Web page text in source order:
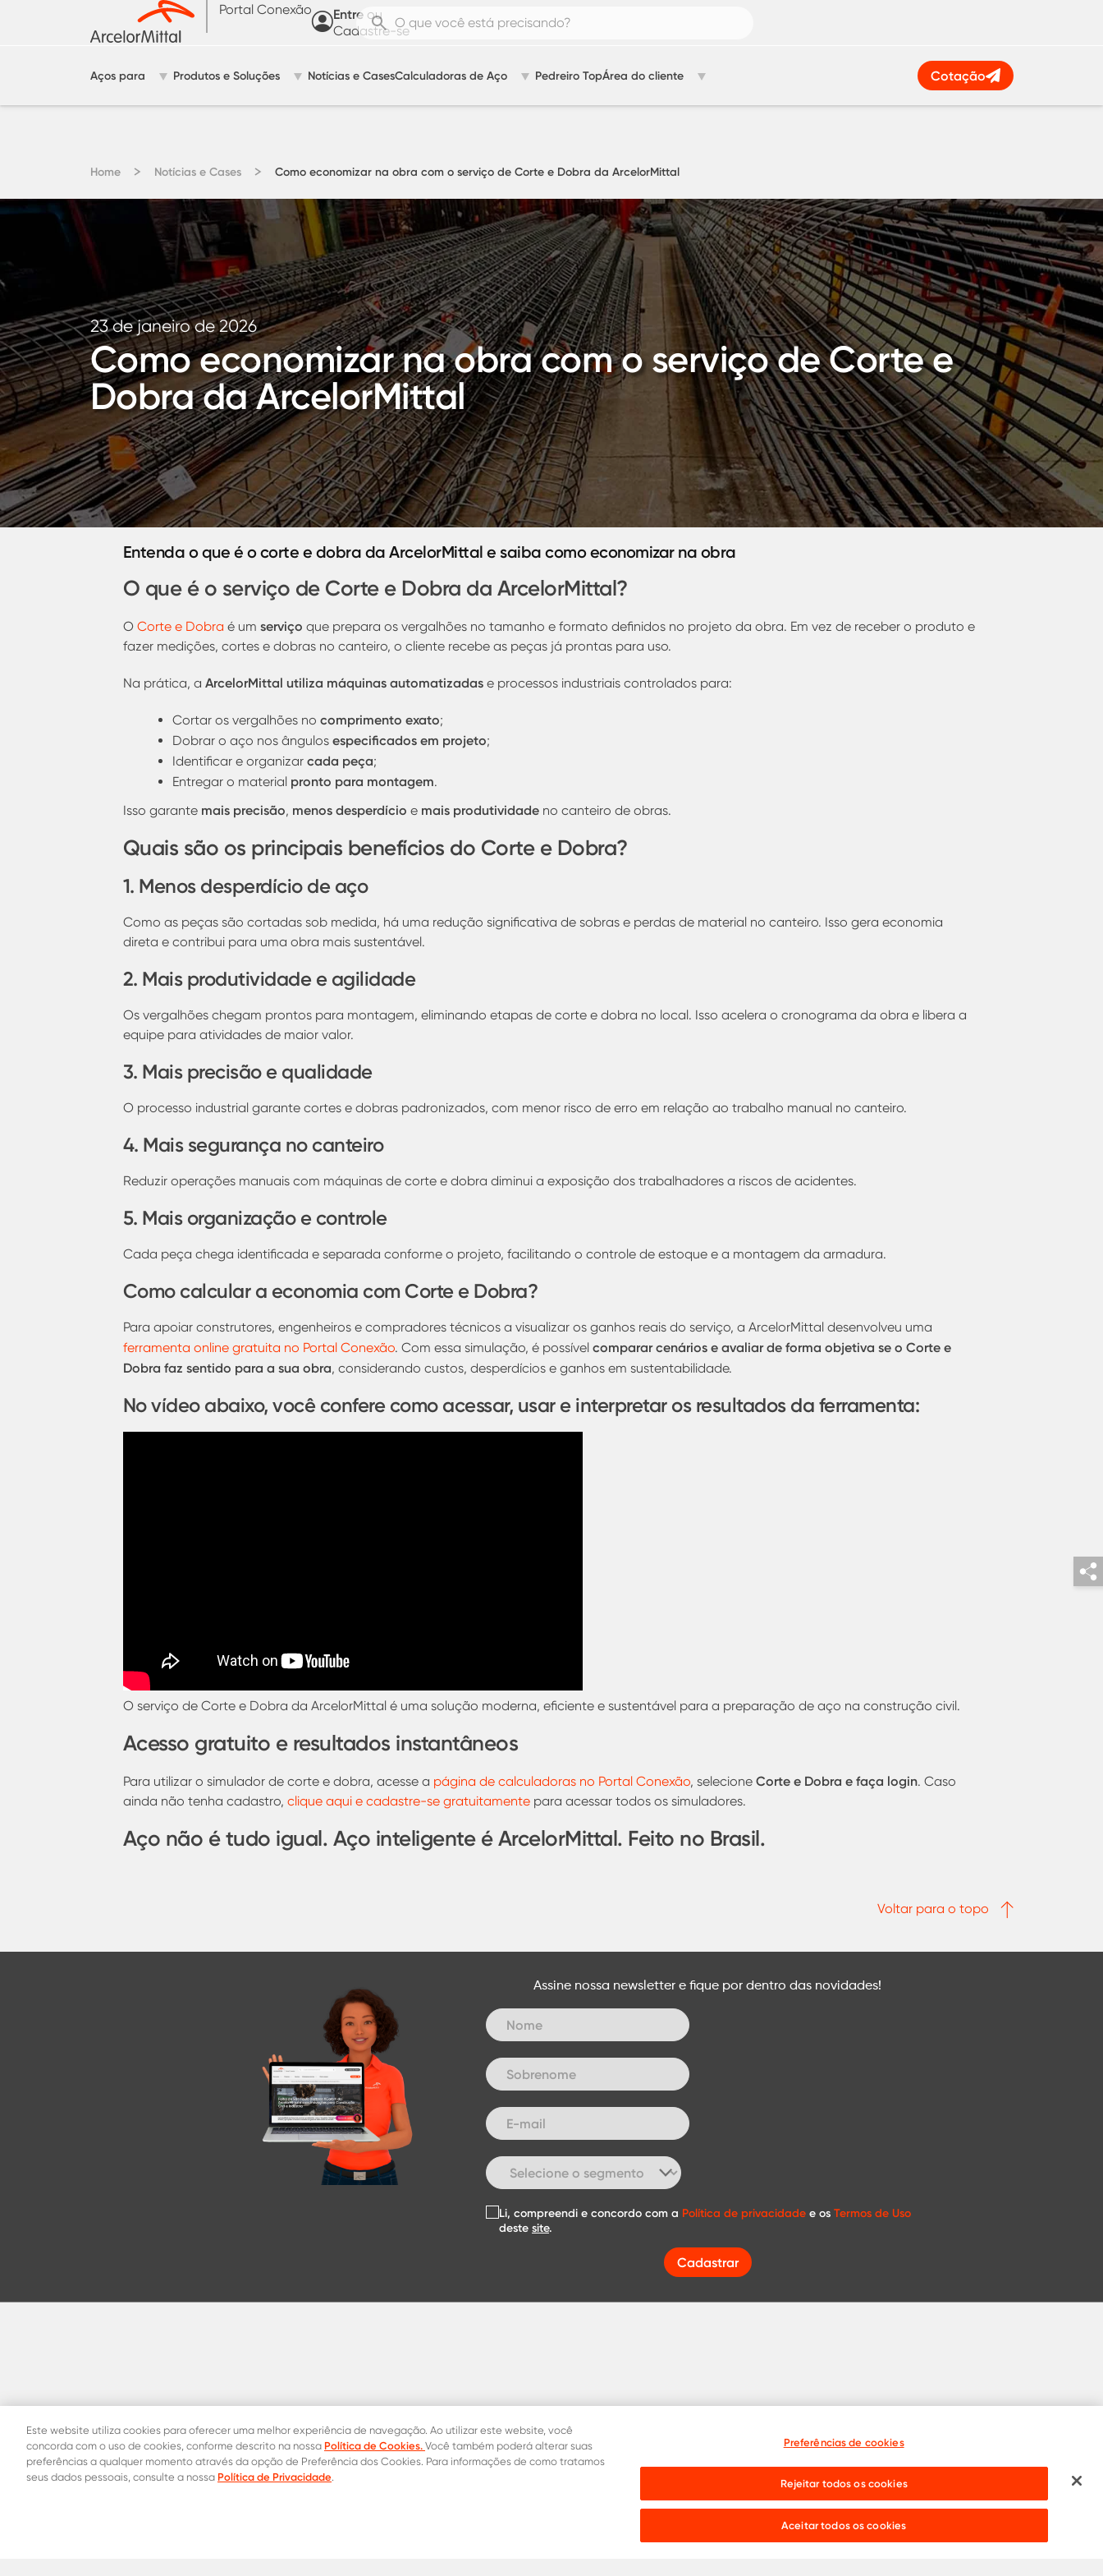
Portal Conexão Entreou
Cadastre-se
Aços para Produtos e Soluções Notícias e CasesCalculadoras de Aço Pedreiro TopÁrea do cliente Cotação
Home Notícias e Cases Como economizar na obra com o serviço de Corte e Dobra da ArcelorMittal
23 de janeiro de 2026
Como economizar na obra com o serviço de Corte e
Dobra da ArcelorMittal
Entenda o que é o corte e dobra da ArcelorMittal e saiba como economizar na obra
O que é o serviço de Corte e Dobra da ArcelorMittal?
O Corte e Dobra é um serviço que prepara os vergalhões no tamanho e formato definidos no projeto da obra. Em vez de receber o produto e
fazer medições, cortes e dobras no canteiro, o cliente recebe as peças já prontas para uso.
Na prática, a ArcelorMittal utiliza máquinas automatizadase processos industriais controlados para:
Cortar os vergalhões no comprimento exato;
Dobrar o aço nos ângulos especificados em projeto;
Identificar e organizar cada peça;
Entregar o material pronto para montagem.
Isso garante mais precisão, menos desperdício e mais produtividadeno canteiro de obras.
Quais são os principais benefícios do Corte e Dobra?
1. Menos desperdício de aço
Como as peças são cortadas sob medida, há uma redução significativa de sobras e perdas de material no canteiro. Isso gera economia
direta e contribui para uma obra mais sustentável.
2. Mais produtividade e agilidade
Os vergalhões chegam prontos para montagem, eliminando etapas de corte e dobra no local. Isso acelera o cronograma da obra e libera a
equipe para atividades de maior valor.
3. Mais precisão e qualidade
O processo industrial garante cortes e dobras padronizados, com menor risco de erro em relação ao trabalho manual no canteiro.
4. Mais segurança no canteiro
Reduzir operações manuais com máquinas de corte e dobra diminui a exposição dos trabalhadores a riscos de acidentes.
5. Mais organização e controle
Cada peça chega identificada e separada conforme o projeto, facilitando o controle de estoque e a montagem da armadura.
Como calcular a economia com Corte e Dobra?
Para apoiar construtores, engenheiros e compradores técnicos a visualizar os ganhos reais do serviço, a ArcelorMittal desenvolveu uma
ferramenta online gratuita no Portal Conexão. Com essa simulação, é possível comparar cenários e avaliar de forma objetiva se o Corte e
Dobra faz sentido para a sua obra, considerando custos, desperdícios e ganhos em sustentabilidade.
No vídeo abaixo, você confere como acessar, usar e interpretar os resultados da ferramenta:
O serviço de Corte e Dobra da ArcelorMittal é uma solução moderna, eficiente e sustentável para a preparação de aço na construção civil.
Acesso gratuito e resultados instantâneos
Para utilizar o simulador de corte e dobra, acesse a página de calculadoras no Portal Conexão, selecioneCorte e Dobra e faça login. Caso
ainda não tenha cadastro, clique aqui e cadastre-se gratuitamentepara acessar todos os simuladores.
Aço não é tudo igual. Aço inteligente é ArcelorMittal. Feito no Brasil.
Voltar para o topo
Assine nossa newsletter e fique por dentro das novidades!
Li, compreendi e concordo com a Política de privacidade e os Termos de Uso
deste site.
Cadastrar
Precisa de ajuda?
Este website utiliza cookies para oferecer uma melhor experiência de navegação. Ao utilizar este website, você
concorda com o uso de cookies, conforme descrito na nossa Política de Cookies. Você também poderá alterar suas
preferências a qualquer momento através da opção de Preferência dos Cookies. Para informações de como tratamos
seus dados pessoais, consulte a nossa Política de Privacidade.
Preferências de cookies
Rejeitar todos os cookies
Aceitar todos os cookies